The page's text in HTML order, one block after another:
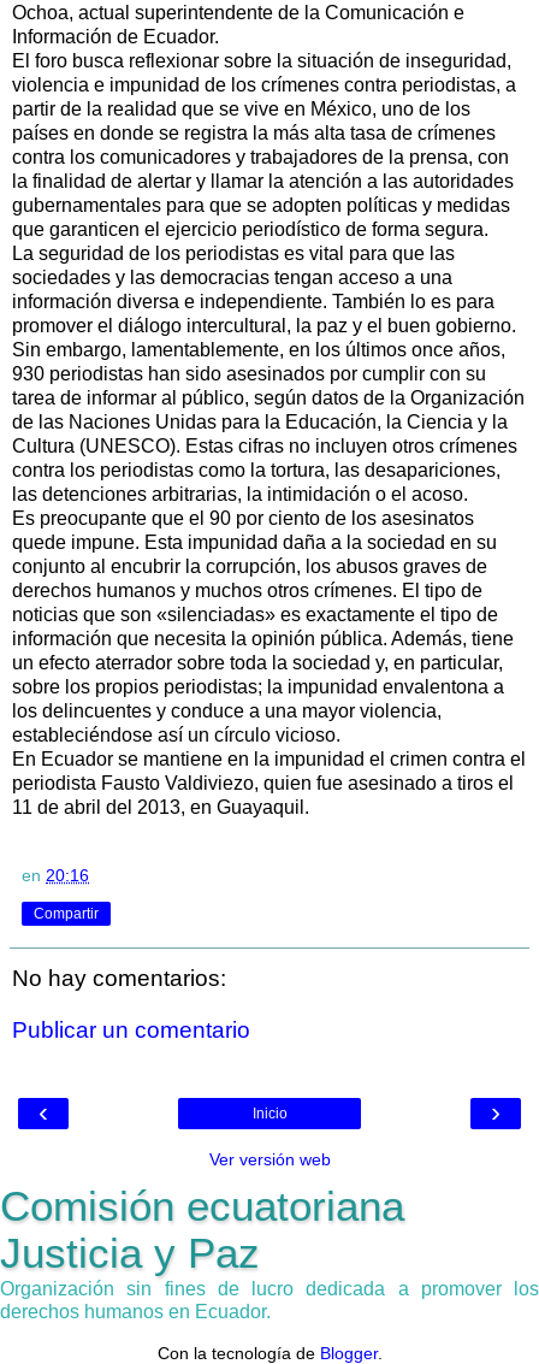
Ochoa, actual superintendente de la Comunicación e
Información de Ecuador.
El foro busca reflexionar sobre la situación de inseguridad,
violencia e impunidad de los crímenes contra periodistas, a
partir de la realidad que se vive en México, uno de los
países en donde se registra la más alta tasa de crímenes
contra los comunicadores y trabajadores de la prensa, con
la finalidad de alertar y llamar la atención a las autoridades
gubernamentales para que se adopten políticas y medidas
que garanticen el ejercicio periodístico de forma segura.
La seguridad de los periodistas es vital para que las
sociedades y las democracias tengan acceso a una
información diversa e independiente. También lo es para
promover el diálogo intercultural, la paz y el buen gobierno.
Sin embargo, lamentablemente, en los últimos once años,
930 periodistas han sido asesinados por cumplir con su
tarea de informar al público, según datos de la Organización
de las Naciones Unidas para la Educación, la Ciencia y la
Cultura (UNESCO). Estas cifras no incluyen otros crímenes
contra los periodistas como la tortura, las desapariciones,
las detenciones arbitrarias, la intimidación o el acoso.
Es preocupante que el 90 por ciento de los asesinatos
quede impune. Esta impunidad daña a la sociedad en su
conjunto al encubrir la corrupción, los abusos graves de
derechos humanos y muchos otros crímenes. El tipo de
noticias que son «silenciadas» es exactamente el tipo de
información que necesita la opinión pública. Además, tiene
un efecto aterrador sobre toda la sociedad y, en particular,
sobre los propios periodistas; la impunidad envalentona a
los delincuentes y conduce a una mayor violencia,
estableciéndose así un círculo vicioso.
En Ecuador se mantiene en la impunidad el crimen contra el
periodista Fausto Valdiviezo, quien fue asesinado a tiros el
11 de abril del 2013, en Guayaquil.
en 20:16
Compartir
No hay comentarios:
Publicar un comentario
‹ ›
Inicio
Ver versión web
Comisión ecuatoriana
Justicia y Paz
Organización sin fines de lucro dedicada a promover los
derechos humanos en Ecuador.
Con la tecnología de Blogger.